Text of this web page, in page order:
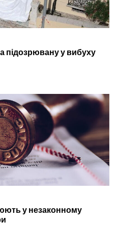
підозрювану у вибуху
у незаконному